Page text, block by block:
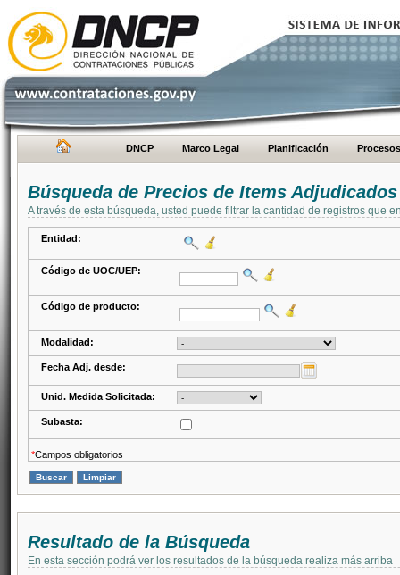
DNCP Marco Legal Planificación Procesos
Búsqueda de Precios de Items Adjudicados
A través de esta búsqueda, usted puede filtrar la cantidad de registros que
Entidad:
Código de UOC/UEP:
Código de producto:
Modalidad:
Fecha Adj. desde:
Unid. Medida Solicitada:
Subasta:
*Campos obligatorios
Resultado de la Búsqueda
En esta sección podrá ver los resultados de la búsqueda realiza más arriba